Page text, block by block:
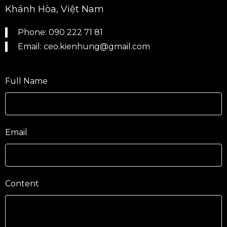
Khánh Hòa, Việt Nam
Phone: 090 222 71 81
Email: ceo.kienhung@gmail.com
Full Name
Email
Content